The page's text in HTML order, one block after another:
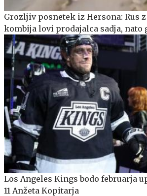
Grozljiv posnetek iz Hersona: Rus
kombija lovi prodajalca sadja, nato
Los Angeles Kings bodo februarja
11 Anžeta Kopitarja